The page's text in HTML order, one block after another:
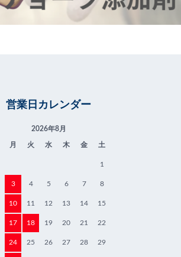
営業日カレンダー
2026年8月
月 火 水 木 金 土
1
3 4 5 6 7 8
10 11 12 13 14 15
17 18 19 20 21 22
24 25 26 27 28 29